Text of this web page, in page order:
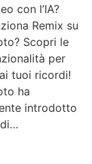
con l’IA?
Remix su
Scopri le
per
tuoi ricordi!
ha
introdotto